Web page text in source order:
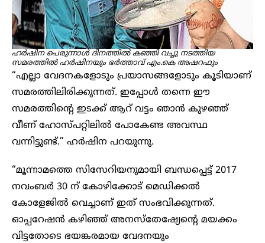
ഹർഷിന പെരുന്നാൾ ദിനത്തിൽ കഞ്ഞി വച്ചു നടത്തിയ
സമരത്തിൽ ഹർഷിനയും ഭർത്താവ് എം.കെ അഷറഫും
“എല്ലാ വേദനകളോടും പ്രയാസങ്ങളോടും കൂടിയാണ്
സമരത്തിലിരിക്കുന്നത്. ഇപ്പോൾ തന്നെ ഈ
സമരത്തിന്റെ ഇടക്ക് ആറ് വട്ടം ഞാൻ കുഴഞ്ഞ്
വീണ് ഹോസ്പറ്റിലിൽ പോകേണ്ട അവസ്ഥ
വന്നിട്ടുണ്ട്.” ഹർഷിന പറയുന്നു.
“മൂന്നാമത്തെ സിസേറിയനുമായി ബന്ധപ്പെട്ട് 2017
നവംബർ 30 ന് കോഴിക്കോട് മെഡിക്കൽ
കോളേജിൽ വെച്ചാണ് ഇത് സംഭവിക്കുന്നത്.
ഓപ്പറേഷൻ കഴിഞ്ഞ് അനസ്തേഷ്യേന്റെ മയക്കം
വിട്ടതോടെ ഭയങ്കരമായ വേദനയും